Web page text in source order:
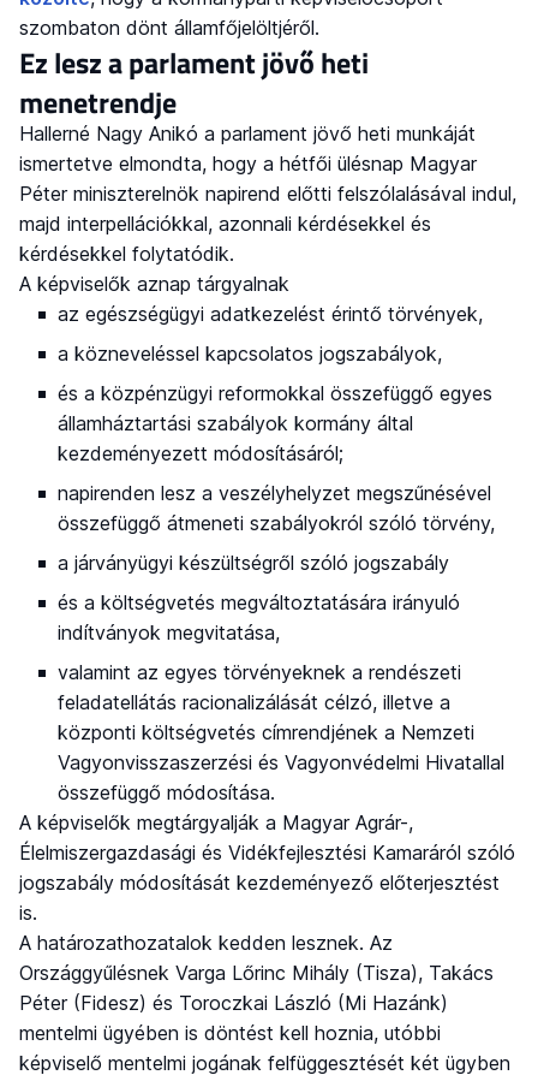
szombaton dönt államfőjelöltjéről.
Ez lesz a parlament jövő heti
menetrendje
Hallerné Nagy Anikó a parlament jövő heti munkáját
ismertetve elmondta, hogy a hétfői ülésnap Magyar
Péter miniszterelnök napirend előtti felszólalásával indul,
majd interpellációkkal, azonnali kérdésekkel és
kérdésekkel folytatódik.
A képviselők aznap tárgyalnak
az egészségügyi adatkezelést érintő törvények,
a közneveléssel kapcsolatos jogszabályok,
és a közpénzügyi reformokkal összefüggő egyes
államháztartási szabályok kormány által
kezdeményezett módosításáról;
napirenden lesz a veszélyhelyzet megszűnésével
összefüggő átmeneti szabályokról szóló törvény,
a járványügyi készültségről szóló jogszabály
és a költségvetés megváltoztatására irányuló
indítványok megvitatása,
valamint az egyes törvényeknek a rendészeti
feladatellátás racionalizálását célzó, illetve a
központi költségvetés címrendjének a Nemzeti
Vagyonvisszaszerzési és Vagyonvédelmi Hivatallal
összefüggő módosítása.
A képviselők megtárgyalják a Magyar Agrár-,
Élelmiszergazdasági és Vidékfejlesztési Kamaráról szóló
jogszabály módosítását kezdeményező előterjesztést
is.
A határozathozatalok kedden lesznek. Az
Országgyűlésnek Varga Lőrinc Mihály (Tisza), Takács
Péter (Fidesz) és Toroczkai László (Mi Hazánk)
mentelmi ügyében is döntést kell hoznia, utóbbi
képviselő mentelmi jogának felfüggesztését két ügyben